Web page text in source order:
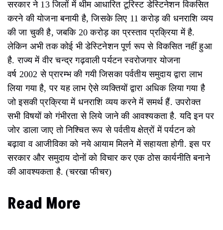
सरकार ने 13 जिलों में थीम आधारित टूरिस्ट डेस्टिनेशन विकसित
करने की योजना बनायी है, जिसके लिए 11 करोड़ की धनराशि व्यय
की जा चुकी है, जबकि 20 करोड़ का प्रस्ताव प्रक्रिया में है.
लेकिन अभी तक कोई भी डेस्टिनेशन पूर्ण रूप से विकसित नहीं हुआ
है. राज्य में वीर चन्द्र गढ़वाली पर्यटन स्वरोजगार योजना
वर्ष 2002 से प्रारम्भ की गयी जिसका पर्वतीय समुदाय द्वारा लाभ
लिया गया है, पर यह लाभ ऐसे व्यक्तियों द्वारा अधिक लिया गया है
जो इसकी प्रक्रिया में धनराशि व्यय करने में समर्थ हैं. उपरोक्त
सभी विषयों को गंभीरता से लिये जाने की आवश्यकता है. यदि इन पर
जोर डाला जाए तो निश्चित रूप से पर्वतीय क्षेत्रों में पर्यटन को
बढ़ावा व आजीविका को नये आयाम मिलने में सहायता होगी. इस पर
सरकार और समुदाय दोनों को विचार कर एक ठोस कार्यनीति बनाने
की आवश्यकता है. (चरखा फीचर)
Read More